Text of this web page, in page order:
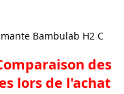
Bambulab H2 C
des
lors de l'achat